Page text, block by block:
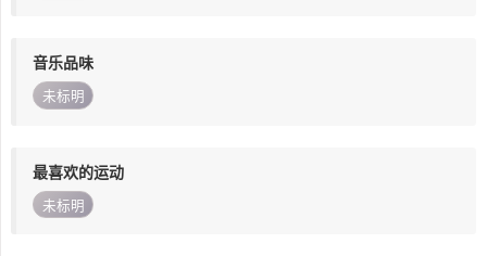
音乐品味
未标明
最喜欢的运动
未标明